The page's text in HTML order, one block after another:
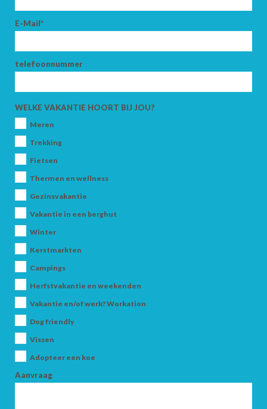
E-Mail*
telefoonnummer
WELKE VAKANTIE HOORT BIJ JOU?
Meren
Trekking
Fietsen
Thermen en wellness
Gezinsvakantie
Vakantie in een berghut
Winter
Kerstmarkten
Campings
Herfstvakantie en weekenden
Vakantie en/of werk? Workation
Dog friendly
Vissen
Adopteer een koe
Aanvraag